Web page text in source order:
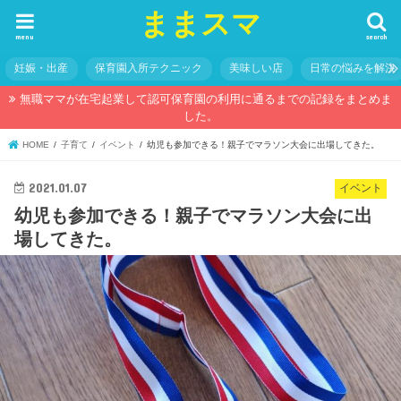
ままスマ search
menu
妊娠・出産 保育園入所テクニック 美味しい店 日常の悩みを解決
無職ママが在宅起業して認可保育園の利用に通るまでの記録をまとめま
した。
HOME 子育て イベント 幼児も参加できる！親子でマラソン大会に出場してきた。
イベント
2021.01.07
幼児も参加できる！親子でマラソン大会に出
場してきた。